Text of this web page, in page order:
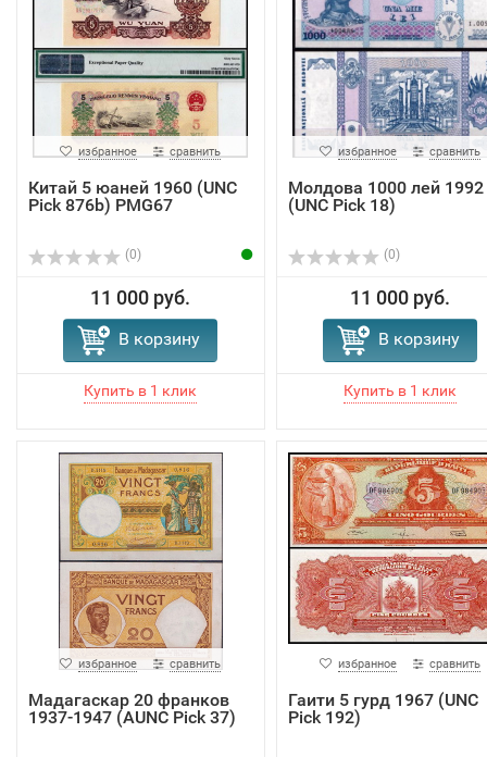
избранное сравнить
Китай 5 юаней 1960 (UNC
Pick 876b) PMG67
(0)
11 000 руб.
В корзину
избранное сравнить
Молдова 1000 лей 1992
(UNC Pick 18)
(0)
11 000 руб.
В корзину
избранное сравнить
Мадагаскар 20 франков
1937-1947 (AUNC Pick 37)
избранное сравнить
Гаити 5 гурд 1967 (UNC
Pick 192)